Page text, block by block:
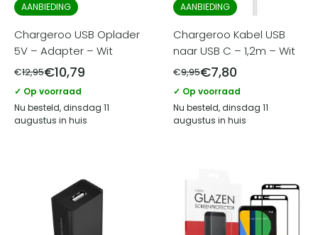
AANBIEDING
Chargeroo USB Oplader
5V – Adapter – Wit
€12,95€10,79
✓ Op voorraad
Nu besteld, dinsdag 11
augustus in huis
AANBIEDING
Chargeroo Kabel USB
naar USB C – 1,2m – Wit
€9,95€7,80
✓ Op voorraad
Nu besteld, dinsdag 11
augustus in huis